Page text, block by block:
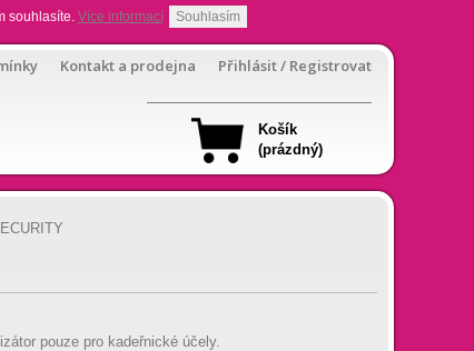
souhlasíte. Více informací Souhlasím
Kontakt a prodejna Přihlásit / Registrovat
Košík
(prázdný)
pouze pro kadeřnické účely.